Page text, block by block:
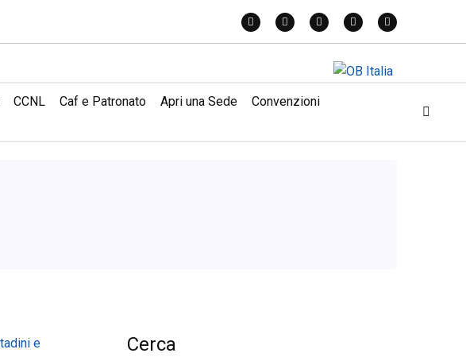
CCNL Caf e Patronato Apri una Sede
Convenzioni
Cerca